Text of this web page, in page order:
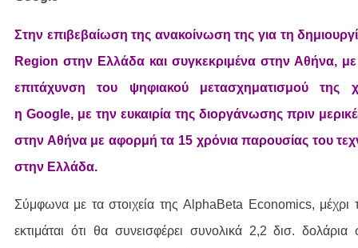
Στην επιβεβαίωση της ανακοίνωση της για τη
Region στην Ελλάδα και συγκεκριμένα στην Αθήνα,
επιτάχυνση του ψηφιακού μετασχηματισμού της
η Google, με την ευκαιρία της διοργάνωσης πριν
στην Αθήνα με αφορμή τα 15 χρόνια παρουσίας του
στην Ελλάδα.
Σύμφωνα με τα στοιχεία της AlphaBeta Economics, μέχρι
εκτιμάται ότι θα συνεισφέρει συνολικά 2,2 δισ.